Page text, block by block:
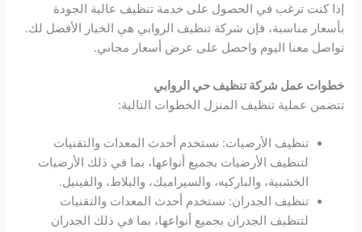
إذا كنت ترغب في الحصول على خدمة تنظيف عالية الجودة
بأسعار مناسبة، فإن شركة تنظيف الروابي هي الخيار الأفضل لك.
تواصل معنا اليوم واحصل على عرض أسعار مجاني.
خطوات عمل شركة تنظيف حي الروابي
تتضمن عملية تنظيف المنزل الخطوات التالية:
تنظيف الأرضيات: نستخدم أحدث المعدات والتقنيات
لتنظيف الأرضيات بجميع أنواعها، بما في ذلك الأرضيات
الخشبية، والباركيه، والسيراميك، والبلاط، والفينيل.
تنظيف الجدران: نستخدم أحدث المعدات والتقنيات
لتنظيف الجدران بجميع أنواعها، بما في ذلك الجدران